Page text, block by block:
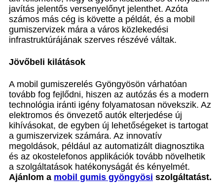
javítás jelentős versenyelőnyt jelenthet. Azóta
számos más cég is követte a példát, és a mobil
gumiszervizek mára a város közlekedési
infrastruktúrájának szerves részévé váltak.
Jövőbeli kilátások
A mobil gumiszerelés Gyöngyösön várhatóan
tovább fog fejlődni, hiszen az autózás és a modern
technológia iránti igény folyamatosan növekszik. Az
elektromos és önvezető autók elterjedése új
kihívásokat, de egyben új lehetőségeket is tartogat
a gumiszervizek számára. Az innovatív
megoldások, például az automatizált diagnosztika
és az okostelefonos applikációk tovább növelhetik
a szolgáltatások hatékonyságát és kényelmét.
Ajánlom a mobil gumis gyöngyösi szolgáltatást.